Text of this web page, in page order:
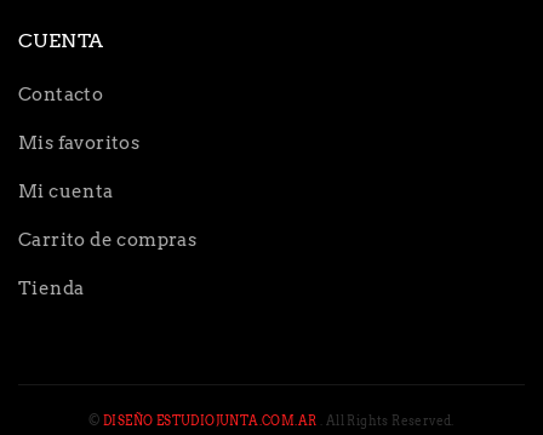
CUENTA
Contacto
Mis favoritos
Mi cuenta
Carrito de compras
Tienda
©DISEÑO ESTUDIOJUNTA.COM.AR . All Rights Reserved.